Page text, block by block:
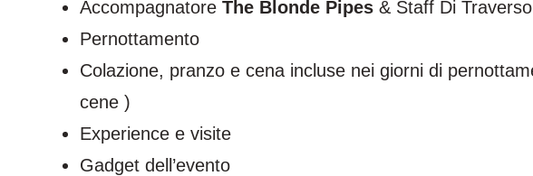
Accompagnatore The Blonde Pipes & Staff Di Traverso
Pernottamento
Colazione, pranzo e cena incluse nei giorni di
cene )
Experience e visite
Gadget dell’evento